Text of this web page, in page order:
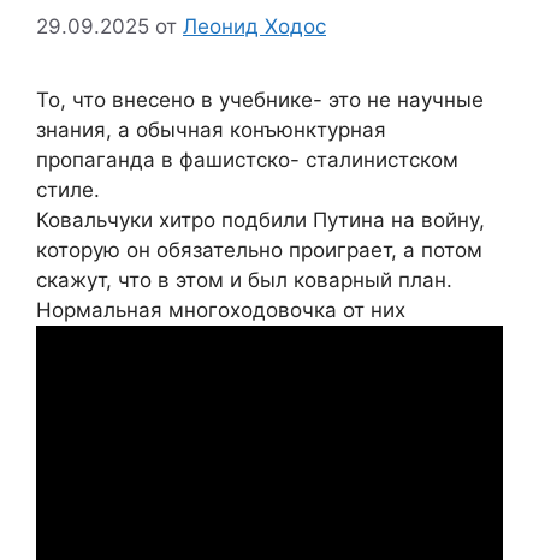
29.09.2025 от Леонид Ходос
То, что внесено в учебнике- это не научные
знания, а обычная конъюнктурная
пропаганда в фашистско- сталинистском
стиле.
Ковальчуки хитро подбили Путина на войну,
которую он обязательно проиграет, а потом
скажут, что в этом и был коварный план.
Нормальная многоходовочка от них